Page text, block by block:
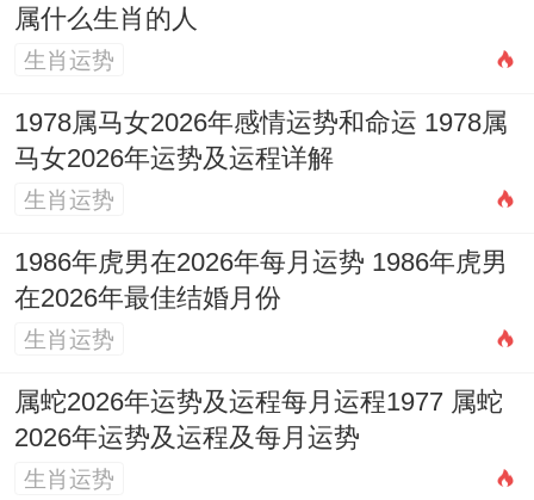
展示场合吸引异性关注，感情体验浪漫而愉
快，但「食神」亦存挑剔之心，容易对伴侣
的细节不满，对于年轻情侣，此年关系有
「试炼」色彩，共同参与创造性活动或短期
旅行能增进感情，但需避免因任性、赌气而
轻易分手，此年结识的对象，往往始于共同
的兴趣爱好。
2016年丙申猴（虚岁11）：此年对于年幼的
属猴孩童来讲情感运势重要体现在家庭关系
与早期社交，流年天干丙火为「比肩」，小
朋友可能更热衷于与同伴玩耍，对父母的直
属什么生肖的人
生肖运势
1978属马女2026年感情运势和命运 1978属
马女2026年运势及运程详解
生肖运势
1986年虎男在2026年每月运势 1986年虎男
在2026年最佳结婚月份
生肖运势
属蛇2026年运势及运程每月运程1977 属蛇
2026年运势及运程及每月运势
生肖运势